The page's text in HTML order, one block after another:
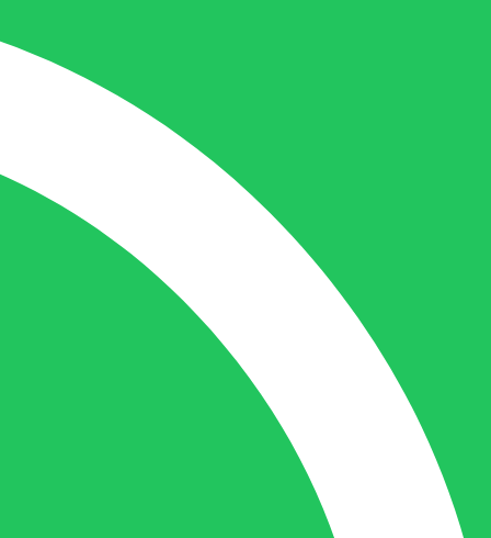
Nicole doet bijna alles, maar vooral is ze
het aanspreekpunt voor prijsaanvragen,
drukwerk en maatwerk. Nicole heeft
contact met de tussenpersonen en weet
de juiste persoon op de juiste plaats te
benaderen en zal altijd haar uiterste best
doen u zo snel mogelijk een antwoord op